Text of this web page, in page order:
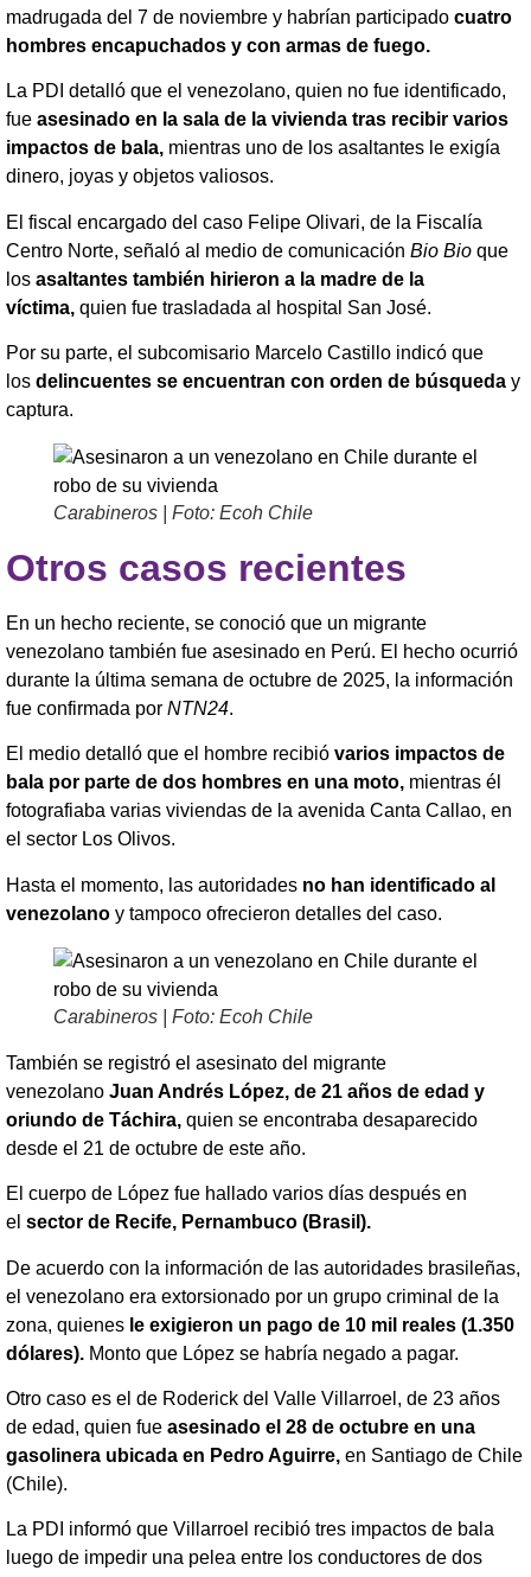
madrugada del 7 de noviembre y habrían participado cuatro
hombres encapuchados y con armas de fuego.
La PDI detalló que el venezolano, quien no fue identificado,
fue asesinado en la sala de la vivienda tras recibir varios
impactos de bala, mientras uno de los asaltantes le exigía
dinero, joyas y objetos valiosos.
El fiscal encargado del caso Felipe Olivari, de la Fiscalía
Centro Norte, señaló al medio de comunicación Bio Bio que
los asaltantes también hirieron a la madre de la
víctima, quien fue trasladada al hospital San José.
Por su parte, el subcomisario Marcelo Castillo indicó que
los delincuentes se encuentran con orden de búsqueda y
captura.
Carabineros | Foto: Ecoh Chile
Otros casos recientes
En un hecho reciente, se conoció que un migrante
venezolano también fue asesinado en Perú. El hecho ocurrió
durante la última semana de octubre de 2025, la información
fue confirmada por NTN24.
El medio detalló que el hombre recibió varios impactos de
bala por parte de dos hombres en una moto, mientras él
fotografiaba varias viviendas de la avenida Canta Callao, en
el sector Los Olivos.
Hasta el momento, las autoridades no han identificado al
venezolano y tampoco ofrecieron detalles del caso.
Carabineros | Foto: Ecoh Chile
También se registró el asesinato del migrante
venezolano Juan Andrés López, de 21 años de edad y
oriundo de Táchira, quien se encontraba desaparecido
desde el 21 de octubre de este año.
El cuerpo de López fue hallado varios días después en
el sector de Recife, Pernambuco (Brasil).
De acuerdo con la información de las autoridades brasileñas,
el venezolano era extorsionado por un grupo criminal de la
zona, quienes le exigieron un pago de 10 mil reales (1.350
dólares). Monto que López se habría negado a pagar.
Otro caso es el de Roderick del Valle Villarroel, de 23 años
de edad, quien fue asesinado el 28 de octubre en una
gasolinera ubicada en Pedro Aguirre, en Santiago de Chile
(Chile).
La PDI informó que Villarroel recibió tres impactos de bala
luego de impedir una pelea entre los conductores de dos